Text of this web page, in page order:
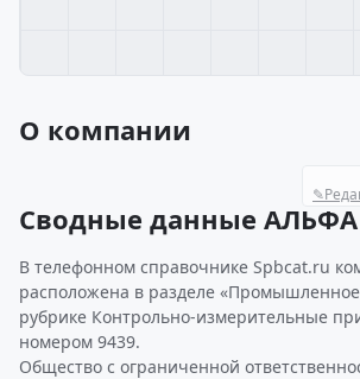
О компании
✎
Сводные данные
В телефонном справочнике Spbcat.ru
расположена в разделе
рубрике Контрольно-измерительные
номером 9439.
Общество с ограниченной